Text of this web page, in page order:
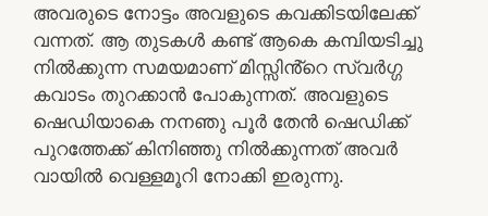
അവരുടെ നോട്ടം അവളുടെ കവക്കിടയിലേക്ക്
വന്നത്. ആ തുടകൾ കണ്ട് ആകെ കമ്പിയടിച്ചു
നിൽക്കുന്ന സമയമാണ് മിസ്സിൻ്റെ സ്വർഗ്ഗ
കവാടം തുറക്കാൻ പോകുന്നത്. അവളുടെ
ഷെഡിയാകെ നനഞു പൂർ തേൻ ഷെഡിക്ക്
പുറത്തേക്ക് കിനിഞ്ഞു നിൽക്കുന്നത് അവർ
വായിൽ വെള്ളമൂറി നോക്കി ഇരുന്നു.